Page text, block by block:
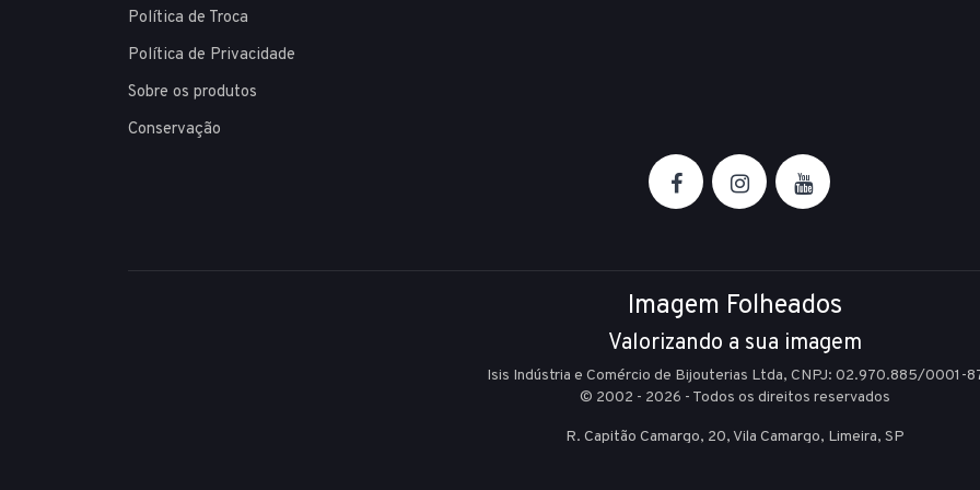
Política de Troca
Política de Privacidade
Sobre os produtos
Conservação
Imagem Folheados
Valorizando a sua imagem
Isis Indústria e Comércio de Bijouterias Ltda, CNPJ: 02.970.885/0001-
© 2002 - 2026 - Todos os direitos reservados
R. Capitão Camargo, 20, Vila Camargo, Limeira, SP